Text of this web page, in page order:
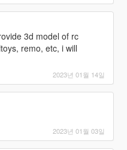
3d model of rc
remo, etc, i will
2023년 01월 14일
2023년 01월 03일